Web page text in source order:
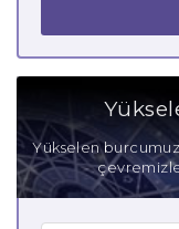
Yükselen burcumuz